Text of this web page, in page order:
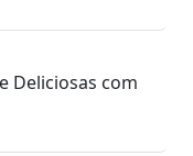
Deliciosas com